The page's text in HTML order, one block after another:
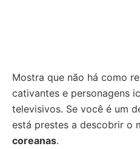
Mostra que não há como
cativantes e personagens
televisivos. Se você é um
está prestes a descobrir o
coreanas.